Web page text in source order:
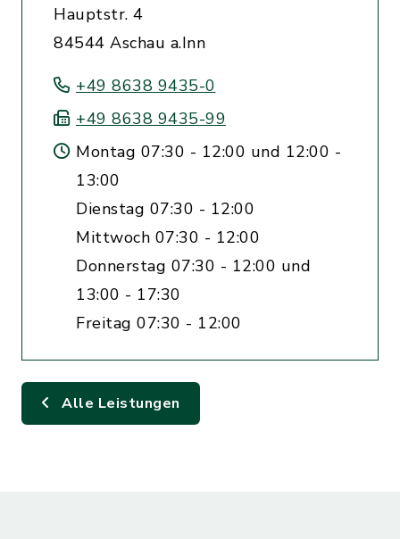
Hauptstr. 4
84544 Aschau a.Inn
+49 8638 9435-0
+49 8638 9435-99
Montag 07:30 - 12:00 und 12:00 -
13:00
Dienstag 07:30 - 12:00
Mittwoch 07:30 - 12:00
Donnerstag 07:30 - 12:00 und
13:00 - 17:30
Freitag 07:30 - 12:00
Alle Leistungen